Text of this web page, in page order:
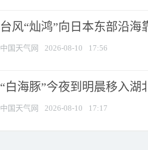
台风“灿鸿”向日本东部沿海
中国天气网 2026-08-10 17:56
“白海豚”今夜到明晨移入湖
中国天气网 2026-08-10 17:17